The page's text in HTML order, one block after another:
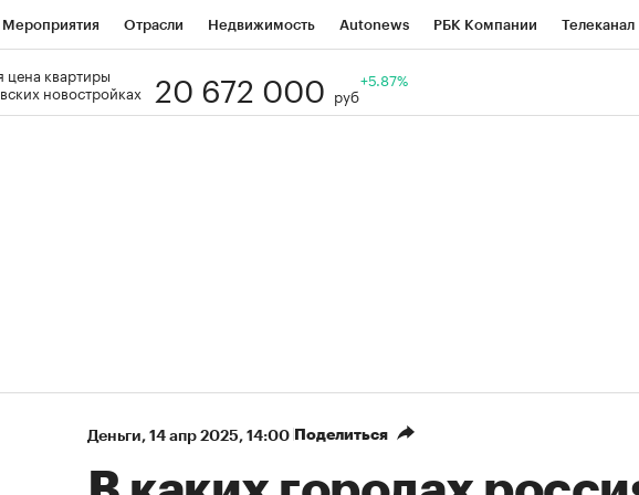
Мероприятия Отрасли Недвижимость Autonews РБК Компании Телеканал
Визионеры
цена квартиры
новостройках
20 672 000 руб
+5.87%
Деньги⁠, 14 апр 2025, 14:00 Поделиться